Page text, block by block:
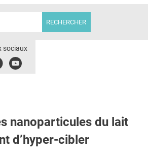
sociaux
Youbute
nanoparticules du lait
d’hyper-cibler